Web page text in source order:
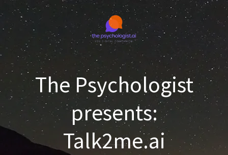
The Psychologist
presents:
Talk2me.ai